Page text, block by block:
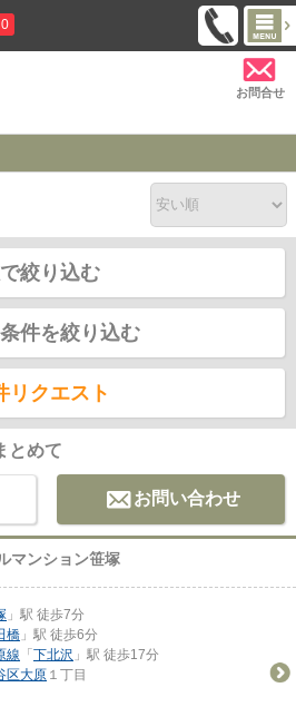
0
お問合せ
絞り込む
件を絞り込む
リクエスト
とめて
お問い合わせ
マンション笹塚
」駅 徒歩7分
橋 」駅 徒歩6分
線 「下北沢 」駅 徒歩17分
区大原 １丁目